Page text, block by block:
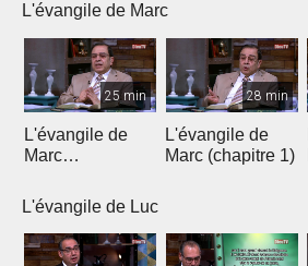
L'évangile de Marc
25 min
L'évangile de
Marc
28 min
L'évangile de
Marc (chapitre 1)
L'évangile de Luc